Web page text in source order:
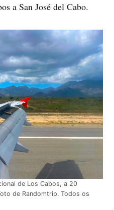
a San José del Cabo.
de Los Cabos, a 20
de Randomtrip. Todos os